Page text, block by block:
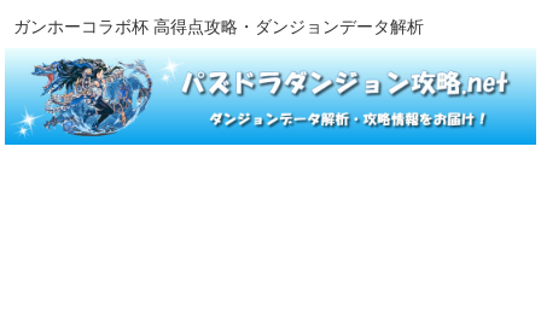
ガンホーコラボ杯 高得点攻略・ダンジョンデータ解析